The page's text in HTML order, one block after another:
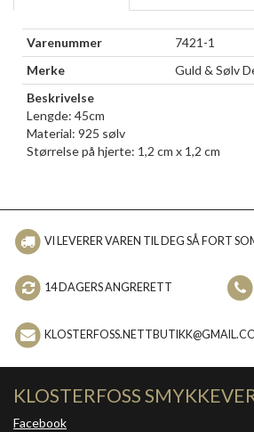
Varenummer
7421-1
Merke
Guld & Sølv
Beskrivelse
Lengde: 45cm
Material: 925 sølv
Størrelse på hjerte: 1,2 cm x 1,2 cm
VI LEVERER VAREN TIL DEG SÅ FORT
14 DAGERS ANGRERETT
KLOSTERFOSS
Facebook